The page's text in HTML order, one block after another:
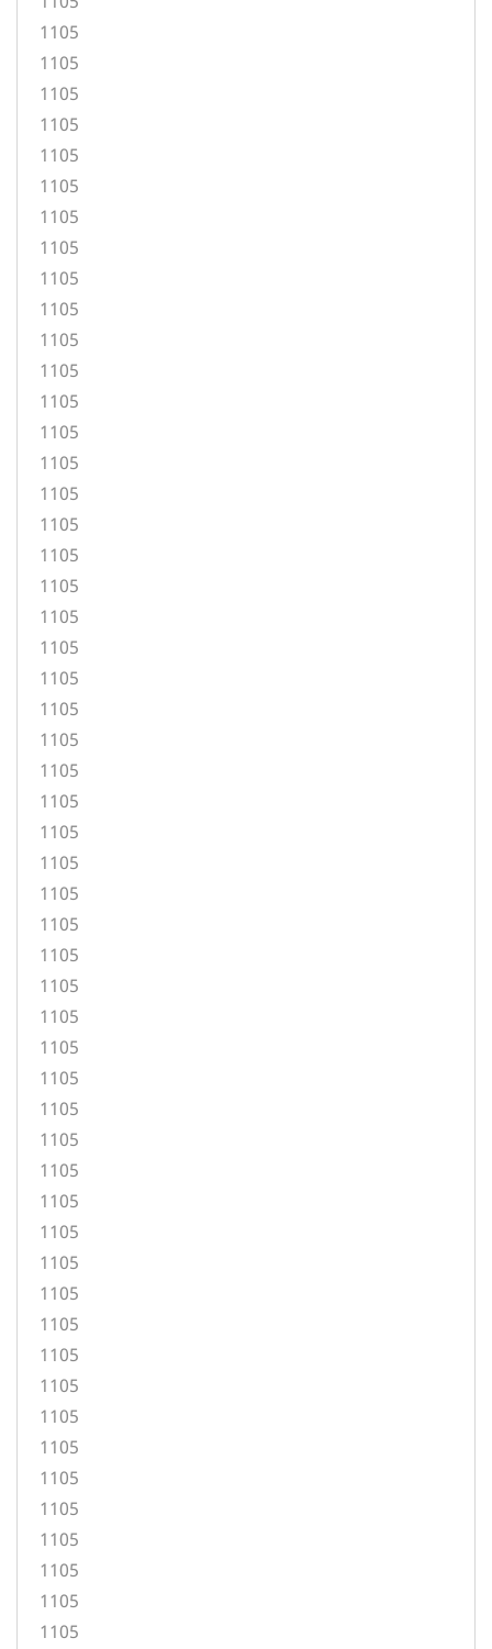
1105
1105
1105
1105
1105
1105
1105
1105
1105
1105
1105
1105
1105
1105
1105
1105
1105
1105
1105
1105
1105
1105
1105
1105
1105
1105
1105
1105
1105
1105
1105
1105
1105
1105
1105
1105
1105
1105
1105
1105
1105
1105
1105
1105
1105
1105
1105
1105
1105
1105
1105
1105
1105